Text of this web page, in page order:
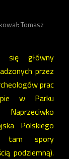
Tomasz
się główny
przez
prac
w Parku
Naprzeciwko
Polskiego
tam spory
podziemną).